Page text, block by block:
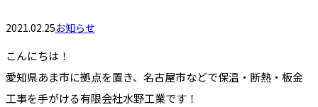
2021.02.25お知らせ
こんにちは！
愛知県あま市に拠点を置き、名古屋市などで保温・断熱・板金
工事を手がける有限会社水野工業です！